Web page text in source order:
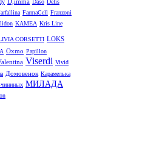
Daso Delis
FarmaCell Franzoni
KAMEA Kris Line
CORSETTI LOKS
Oxmo Papillon
Viserdi Vivid
Домовенок Карамелька
МИЛАДА